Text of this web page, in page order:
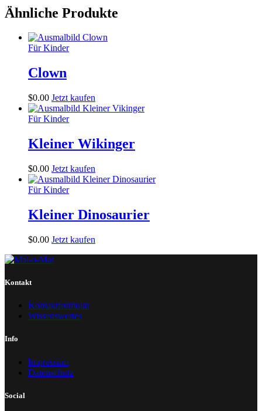
Ähnliche Produkte
Für Kinder
Clown
$0.00 Jetzt kaufen
Für Kinder
Kleiner Wikinger
$0.00 Jetzt kaufen
Für Kinder
Kleiner Dinosaurier
$0.00 Jetzt kaufen
Kontakt
Kontaktformular
Wissenswertes
Info
Impressum
Datenschutz
Social